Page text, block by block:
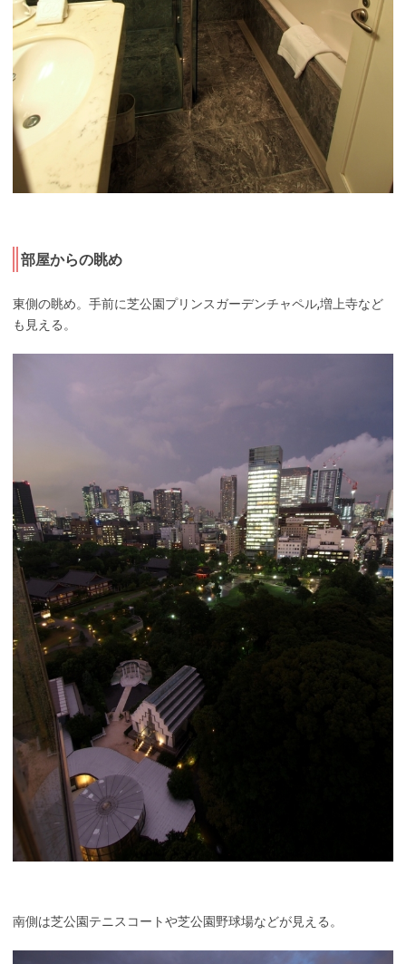
部屋からの眺め
東側の眺め。手前に芝公園プリンスガーデンチャペル,増上寺など
も見える。
南側は芝公園テニスコートや芝公園野球場などが見える。